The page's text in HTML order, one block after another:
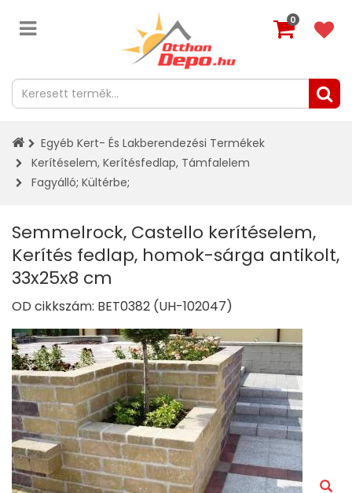
0
Egyéb Kert- És Lakberendezési Termékek
Kerítéselem, Kerítésfedlap, Támfalelem
Fagyálló; Kültérbe;
Semmelrock, Castello kerítéselem,
Kerítés fedlap, homok-sárga antikolt,
33x25x8 cm
OD cikkszám: BET0382 (UH-102047)